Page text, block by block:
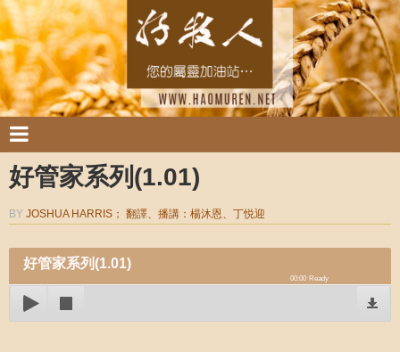
好管家系列(1.01)
BY JOSHUA HARRIS； 翻譯、播講：楊沐恩、丁悦迎
好管家系列(1.01)
00:00 Ready